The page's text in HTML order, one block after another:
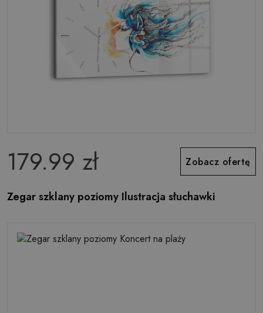
179.99 zł Zobacz ofertę
Zegar szklany poziomy Ilustracja słuchawki